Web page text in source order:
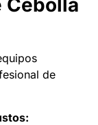
Cebolla
de